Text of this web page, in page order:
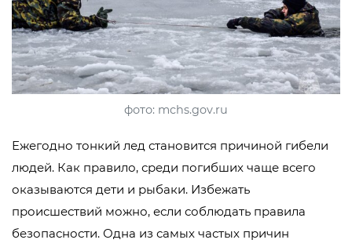
фото: mchs.gov.ru
Ежегодно тонкий лед становится причиной гибели
людей. Как правило, среди погибших чаще всего
оказываются дети и рыбаки. Избежать
происшествий можно, если соблюдать правила
безопасности. Одна из самых частых причин